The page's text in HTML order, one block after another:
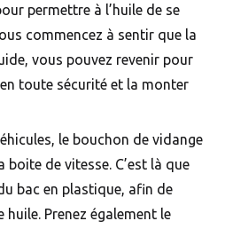
permettre à l’huile de se
commencez à sentir que la
vous pouvez revenir pour
toute sécurité et la monter
le bouchon de vidange
boite de vitesse. C’est là que
bac en plastique, afin de
huile. Prenez également le